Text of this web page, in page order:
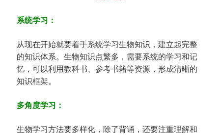
系统学习：
从现在开始就要着手系统学习生物知识，建立起完整
的知识体系。生物知识点繁多，需要系统的学习和记
忆，可以利用教科书、参考书籍等资源，形成清晰的
知识框架。
多角度学习：
生物学习方法要多样化，除了背诵，还要注重理解和